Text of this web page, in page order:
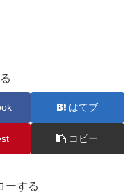
はてブ
コピー
ーする